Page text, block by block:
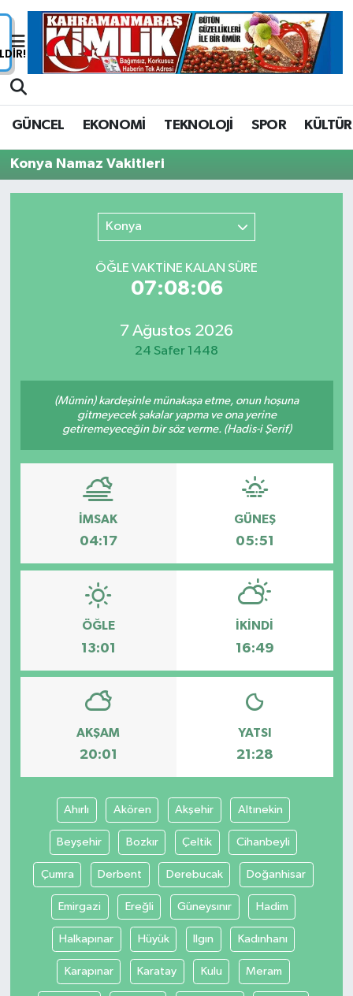
GÜNCEL EKONOMİ TEKNOLOJİ SPOR KÜLTÜR
Konya Namaz Vakitleri
Konya
ÖĞLE VAKTİNE KALAN SÜRE
07:08:06
7 Ağustos 2026
24 Safer 1448
(Mümin) kardeşinle münakaşa etme, onun hoşuna
gitmeyecek şakalar yapma ve ona yerine
getiremeyeceğin bir söz verme. (Hadis-i Şerif)
İMSAK
04:17
GÜNEŞ
05:51
ÖĞLE
13:01
İKINDI
16:49
AKŞAM
20:01
YATSI
21:28
Ahırlı Akören Akşehir Altınekin
Beyşehir Bozkır Çeltik Cihanbeyli
Çumra Derbent Derebucak Doğanhisar
Emirgazi Ereğli Güneysınır Hadim
Halkapınar Hüyük Ilgın Kadınhanı
Karapınar Karatay Kulu Meram
Nöbetçi Eczaneler
Trafik Durumu
Süper Lig Puan Durumu ve Fikstür
Tüm Manşetler